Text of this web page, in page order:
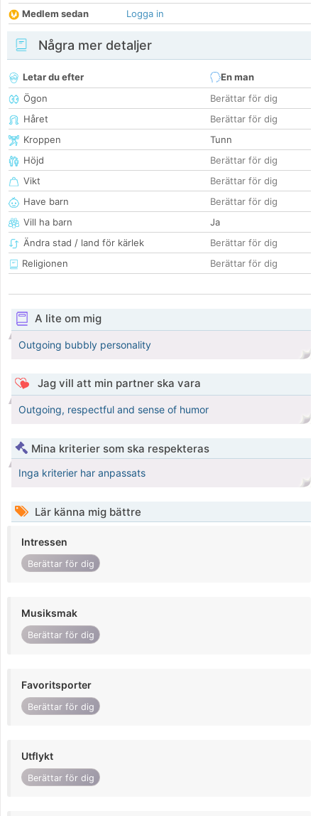
Medlem sedan
Logga in
Några mer detaljer
Letar du efter
En man
Ögon
Berättar för dig
Håret
Berättar för dig
Kroppen
Tunn
Höjd
Berättar för dig
Vikt
Berättar för dig
Have barn
Berättar för dig
Vill ha barn
Ja
Ändra stad / land för kärlek
Berättar för dig
Religionen
Berättar för dig
A lite om mig
Outgoing bubbly personality
Jag vill att min partner ska vara
Outgoing, respectful and sense of humor
Mina kriterier som ska respekteras
Inga kriterier har anpassats
Lär känna mig bättre
Intressen
Berättar för dig
Musiksmak
Berättar för dig
Favoritsporter
Berättar för dig
Utflykt
Berättar för dig